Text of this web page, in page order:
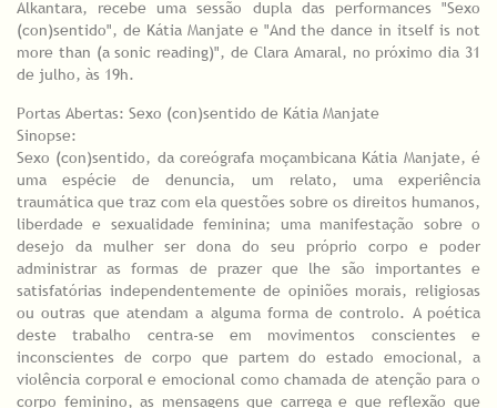
Alkantara, recebe uma sessão dupla das performances "Sexo
(con)sentido", de Kátia Manjate e "And the dance in itself is not
more than (a sonic reading)", de Clara Amaral, no próximo dia 31
de julho, às 19h.
Portas Abertas: Sexo (con)sentido de Kátia Manjate
Sinopse:
Sexo (con)sentido, da coreógrafa moçambicana Kátia Manjate, é
uma espécie de denuncia, um relato, uma experiência
traumática que traz com ela questões sobre os direitos humanos,
liberdade e sexualidade feminina; uma manifestação sobre o
desejo da mulher ser dona do seu próprio corpo e poder
administrar as formas de prazer que lhe são importantes e
satisfatórias independentemente de opiniões morais, religiosas
ou outras que atendam a alguma forma de controlo. A poética
deste trabalho centra-se em movimentos conscientes e
inconscientes de corpo que partem do estado emocional, a
violência corporal e emocional como chamada de atenção para o
corpo feminino, as mensagens que carrega e que reflexão que